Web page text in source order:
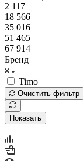
2 117
18 566
35 016
51 465
67 914
Бренд
Timo
Очистить фильтр
Показать